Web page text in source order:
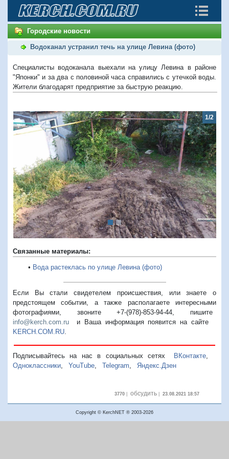
Городские новости
Водоканал устранил течь на улице Левина (фото)
Специалисты водоканала выехали на улицу Левина в районе
"Японки" и за два с половиной часа справились с утечкой воды.
Жители благодарят предприятие за быструю реакцию.
1/2
Предыдущий
Связанные материалы:
• Вода растеклась по улице Левина (фото)
Если Вы стали свидетелем происшествия, или знаете о
предстоящем событии, а также располагаете интересными
фотографиями, звоните +7-(978)-853-94-44, пишите
info@kerch.com.ru и Ваша информация появится на сайте
KERCH.COM.RU.
Подписывайтесь на нас в социальных сетях ВКонтакте,
Одноклассники, YouTube, Telegram, Яндекс.Дзен
3770| обсудить| 23.08.2021 18:57
Copyright © KerchNET ® 2003-2026